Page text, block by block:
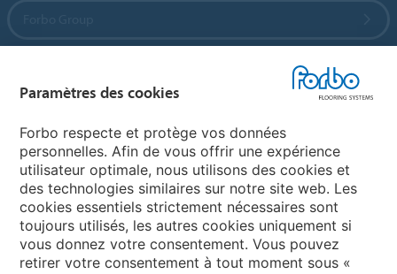
Sélectionnez un pays
Sélectionnez votre pays
Paramètres des cookies
Forbo respecte et protège vos données
personnelles. Afin de vous offrir une expérience
utilisateur optimale, nous utilisons des cookies et
des technologies similaires sur notre site web. Les
cookies essentiels strictement nécessaires sont
toujours utilisés, les autres cookies uniquement si
vous donnez votre consentement. Vous pouvez
retirer votre consentement à tout moment sous «